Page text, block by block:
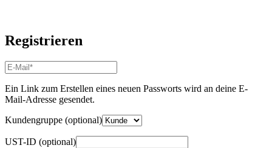
Registrieren
E-
Mail-
Adresse*
Erforderlich
Ein Link zum Erstellen eines neuen Passworts wird an deine E-
Mail-Adresse gesendet.
Kundengruppe (optional)
UST-ID (optional)